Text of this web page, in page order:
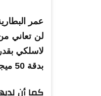
لن تعاني
بدقة 50 ميجابكسل وكاميرا فائقة الاتساع بدقة 13 ميجابكسل.